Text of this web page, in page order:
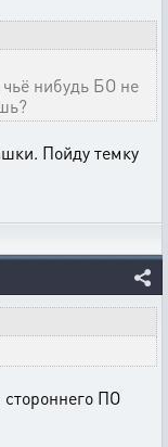
нибудь БО не
Пойду темку
ПО